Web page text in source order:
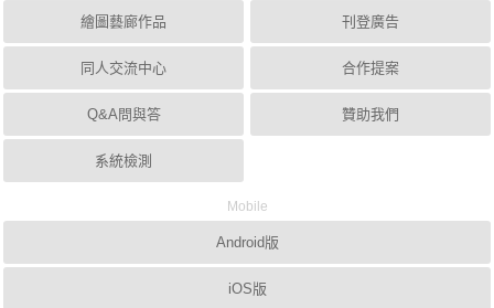
繪圖藝廊作品
同人交流中心
Q&A問與答
系統檢測
刊登廣告
合作提案
贊助我們
Mobile
Android版
iOS版